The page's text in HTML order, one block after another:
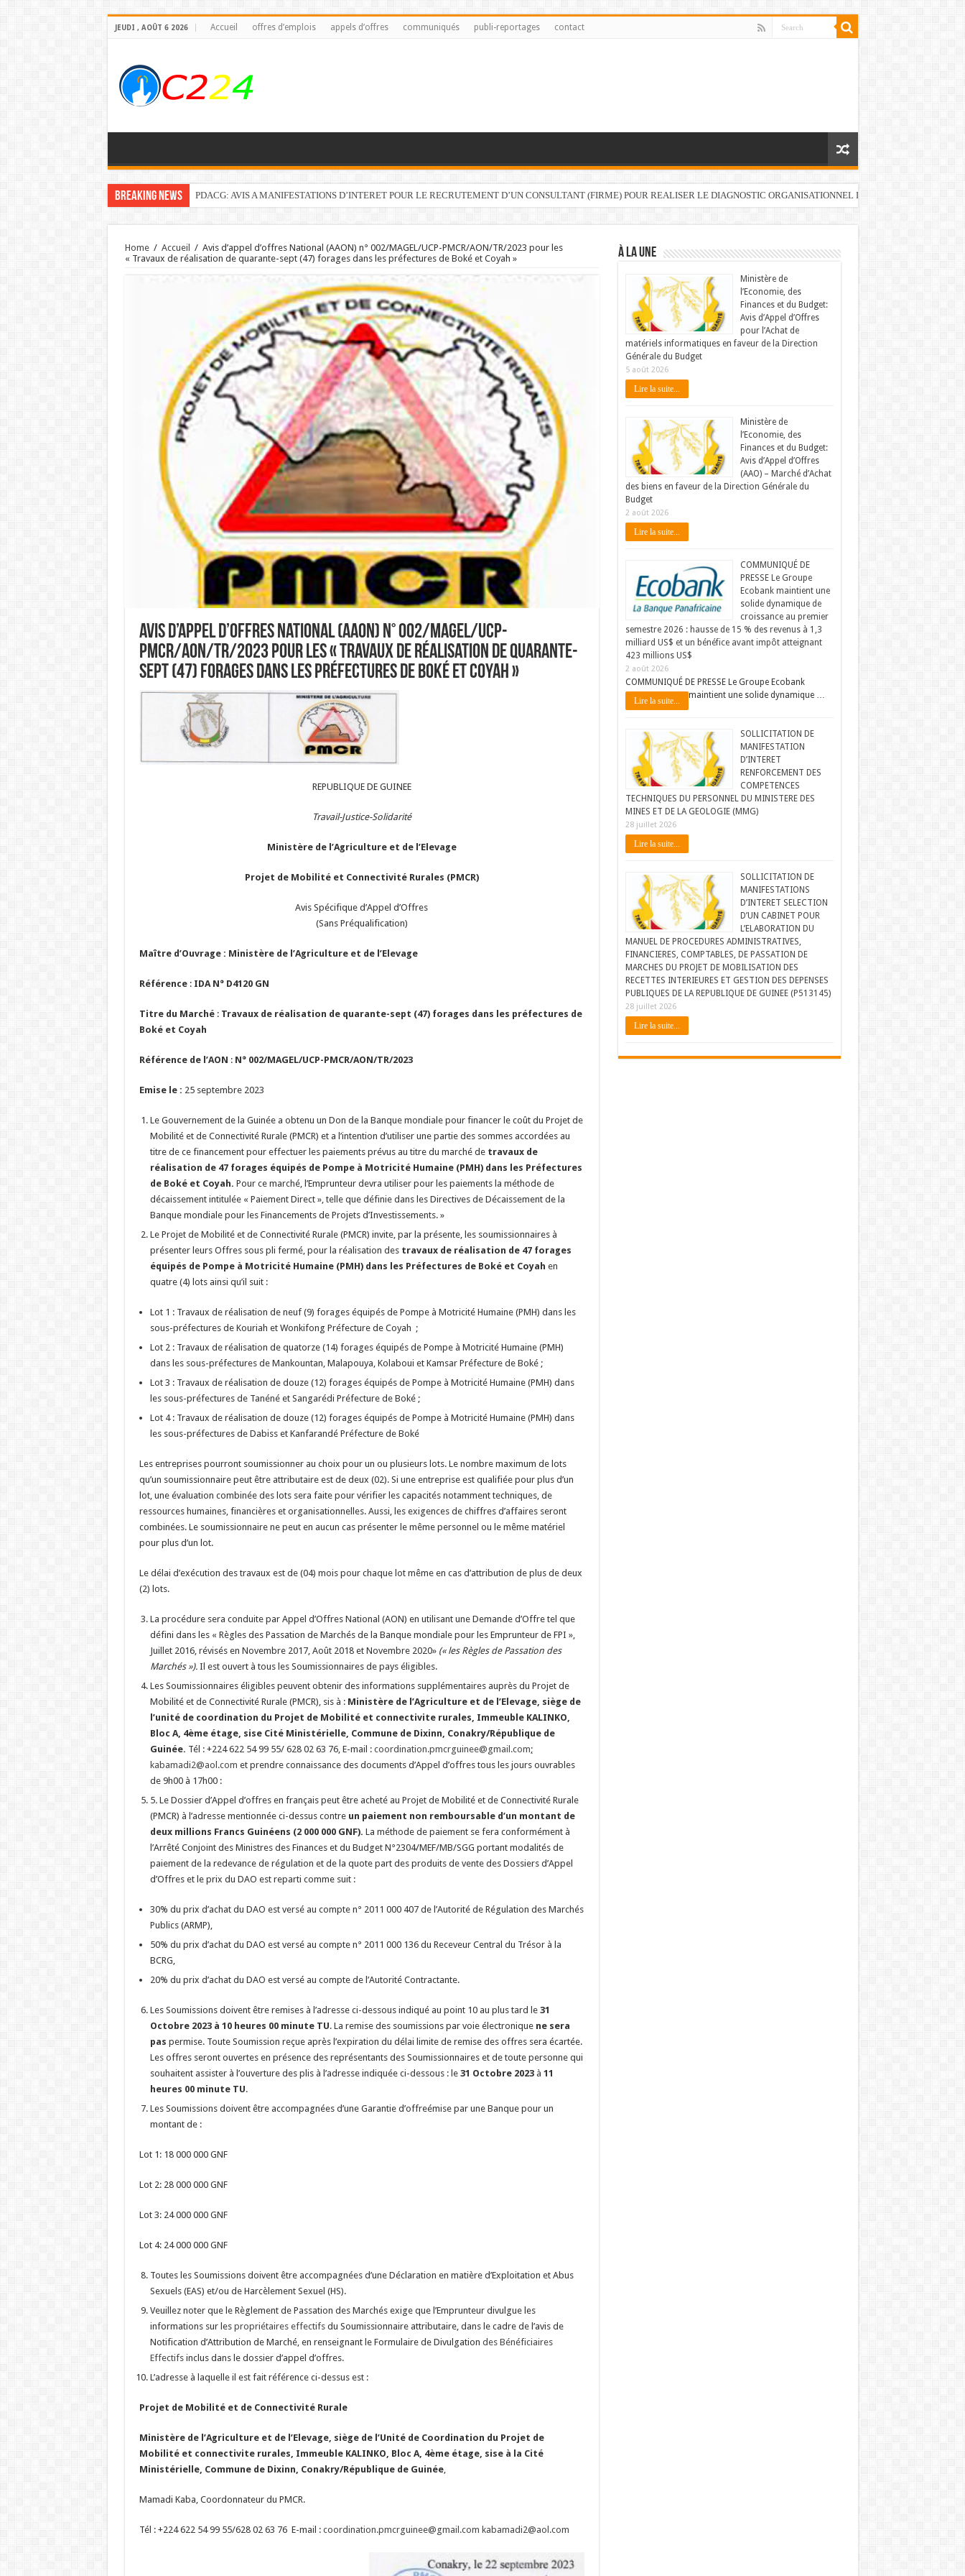
JEUDI , AOÛT 6 2026 Accueil offres d’emplois appels d’offres communiqués publi-reportages contact
Breaking News PDACG: AVIS A MANIFESTATIONS D’INTERET POUR LE RECRUTEMENT D’UN CONSULTANT (FIRME) POUR REALISER LE DIAGNOSTIC ORGANISATIONNEL DU FONDS DE
Home / Accueil / Avis d’appel d’offres National (AAON) n° 002/MAGEL/UCP-PMCR/AON/TR/2023 pour les
« Travaux de réalisation de quarante-sept (47) forages dans les préfectures de Boké et Coyah »
Avis d’appel d’offres National (AAON) n° 002/MAGEL/UCP-
PMCR/AON/TR/2023 pour les « Travaux de réalisation de quarante-
sept (47) forages dans les préfectures de Boké et Coyah »
REPUBLIQUE DE GUINEE
Travail-Justice-Solidarité
Ministère de l’Agriculture et de l’Elevage
Projet de Mobilité et Connectivité Rurales (PMCR)
Avis Spécifique d’Appel d’Offres
(Sans Préqualification)
Maître d’Ouvrage : Ministère de l’Agriculture et de l’Elevage
Référence: IDA N° D4120 GN
Titre du Marché: Travaux de réalisation de quarante-sept (47) forages dans les préfectures de
Boké et Coyah
Référence de l’AON : N° 002/MAGEL/UCP-PMCR/AON/TR/2023
Emise le : 25 septembre 2023
Le Gouvernement de la Guinée a obtenu un Don de la Banque mondiale pour financer le coût du Projet de
Mobilité et de Connectivité Rurale (PMCR) et a l’intention d’utiliser une partie des sommes accordées au
titre de ce financement pour effectuer les paiements prévus au titre du marché de travaux de
réalisation de 47 forages équipés de Pompe à Motricité Humaine (PMH) dans les Préfectures
de Boké et Coyah. Pour ce marché, l’Emprunteur devra utiliser pour les paiements la méthode de
décaissement intitulée « Paiement Direct », telle que définie dans les Directives de Décaissement de la
Banque mondiale pour les Financements de Projets d’Investissements. »
Le Projet de Mobilité et de Connectivité Rurale (PMCR) invite, par la présente, les soumissionnaires à
présenter leurs Offres sous pli fermé, pour la réalisation des travaux de réalisation de 47 forages
équipés de Pompe à Motricité Humaine (PMH) dans les Préfectures de Boké et Coyah en
quatre (4) lots ainsi qu’il suit :
Lot 1 : Travaux de réalisation de neuf (9) forages équipés de Pompe à Motricité Humaine (PMH) dans les
sous-préfectures de Kouriah et Wonkifong Préfecture de Coyah ;
Lot 2 : Travaux de réalisation de quatorze (14) forages équipés de Pompe à Motricité Humaine (PMH)
dans les sous-préfectures de Mankountan, Malapouya, Kolaboui et Kamsar Préfecture de Boké ;
Lot 3 : Travaux de réalisation de douze (12) forages équipés de Pompe à Motricité Humaine (PMH) dans
les sous-préfectures de Tanéné et Sangarédi Préfecture de Boké ;
Lot 4 : Travaux de réalisation de douze (12) forages équipés de Pompe à Motricité Humaine (PMH) dans
les sous-préfectures de Dabiss et Kanfarandé Préfecture de Boké
Les entreprises pourront soumissionner au choix pour un ou plusieurs lots. Le nombre maximum de lots
qu’un soumissionnaire peut être attributaire est de deux (02). Si une entreprise est qualifiée pour plus d’un
lot, une évaluation combinée des lots sera faite pour vérifier les capacités notamment techniques, de
ressources humaines, financières et organisationnelles. Aussi, les exigences de chiffres d’affaires seront
combinées. Le soumissionnaire ne peut en aucun cas présenter le même personnel ou le même matériel
pour plus d’un lot.
Le délai d’exécution des travaux est de (04) mois pour chaque lot même en cas d’attribution de plus de deux
(2) lots.
La procédure sera conduite par Appel d’Offres National (AON) en utilisant une Demande d’Offre tel que
défini dans les « Règles des Passation de Marchés de la Banque mondiale pour les Emprunteur de FPI »,
Juillet 2016, révisés en Novembre 2017, Août 2018 et Novembre 2020» (« les Règles de Passation des
Marchés »). Il est ouvert à tous les Soumissionnaires de pays éligibles.
Les Soumissionnaires éligibles peuvent obtenir des informations supplémentaires auprès du Projet de
Mobilité et de Connectivité Rurale (PMCR), sis à : Ministère de l’Agriculture et de l’Elevage, siège de
l’unité de coordination du Projet de Mobilité et connectivite rurales, Immeuble KALINKO,
Bloc A, 4ème étage, sise Cité Ministérielle, Commune de Dixinn, Conakry/République de
Guinée. Tél : +224 622 54 99 55/ 628 02 63 76, E-mail : coordination.pmcrguinee@gmail.com;
kabamadi2@aol.com et prendre connaissance des documents d’Appel d’offres tous les jours ouvrables
de 9h00 à 17h00 :
5. Le Dossier d’Appel d’offres en français peut être acheté au Projet de Mobilité et de Connectivité Rurale
(PMCR) à l’adresse mentionnée ci-dessus contre un paiement non remboursable d’un montant de
deux millions Francs Guinéens (2 000 000 GNF). La méthode de paiement se fera conformément à
l’Arrêté Conjoint des Ministres des Finances et du Budget N°2304/MEF/MB/SGG portant modalités de
paiement de la redevance de régulation et de la quote part des produits de vente des Dossiers d’Appel
d’Offres et le prix du DAO est reparti comme suit :
30% du prix d’achat du DAO est versé au compte n° 2011 000 407 de l’Autorité de Régulation des Marchés
Publics (ARMP),
50% du prix d’achat du DAO est versé au compte n° 2011 000 136 du Receveur Central du Trésor à la
BCRG,
20% du prix d’achat du DAO est versé au compte de l’Autorité Contractante.
Les Soumissions doivent être remises à l’adresse ci-dessous indiqué au point 10 au plus tard le 31
Octobre 2023 à 10 heures 00 minute TU. La remise des soumissions par voie électronique ne sera
pas permise. Toute Soumission reçue après l’expiration du délai limite de remise des offres sera écartée.
Les offres seront ouvertes en présence des représentants des Soumissionnaires et de toute personne qui
souhaitent assister à l’ouverture des plis à l’adresse indiquée ci-dessous : le 31 Octobre 2023 à 11
heures 00 minute TU.
Les Soumissions doivent être accompagnées d’une Garantie d’offreémise par une Banque pour un
montant de :
Lot 1: 18 000 000 GNF
Lot 2: 28 000 000 GNF
Lot 3: 24 000 000 GNF
Lot 4: 24 000 000 GNF
Toutes les Soumissions doivent être accompagnées d’une Déclaration en matière d’Exploitation et Abus
Sexuels (EAS) et/ou de Harcèlement Sexuel (HS).
Veuillez noter que le Règlement de Passation des Marchés exige que l’Emprunteur divulgue les
informations sur les propriétaires effectifsdu Soumissionnaire attributaire, dans le cadre de l’avis de
Notification d’Attribution de Marché, en renseignant le Formulaire de Divulgation des Bénéficiaires
Effectifsinclus dans le dossier d’appel d’offres.
L’adresse à laquelle il est fait référence ci-dessus est :
Projet de Mobilité et de Connectivité Rurale
Ministère de l’Agriculture et de l’Elevage, siège de l’Unité de Coordination du Projet de
Mobilité et connectivite rurales, Immeuble KALINKO, Bloc A, 4ème étage, sise à la Cité
Ministérielle, Commune de Dixinn, Conakry/République de Guinée,
Mamadi Kaba, Coordonnateur du PMCR.
Tél : +224 622 54 99 55/628 02 63 76 E-mail : coordination.pmcrguinee@gmail.com kabamadi2@aol.com
À LA UNE
Ministère de
l’Economie, des
Finances et du Budget:
Avis d’Appel d’Offres
pour l’Achat de
matériels informatiques en faveur de la Direction
Générale du Budget
5 août 2026
Lire la suite...
Ministère de
l’Economie, des
Finances et du Budget:
Avis d’Appel d’Offres
(AAO) – Marché d’Achat
des biens en faveur de la Direction Générale du
Budget
2 août 2026
Lire la suite...
COMMUNIQUÉ DE
PRESSE Le Groupe
Ecobank maintient une
solide dynamique de
croissance au premier
semestre 2026 : hausse de 15 % des revenus à 1,3
milliard US$ et un bénéfice avant impôt atteignant
423 millions US$
2 août 2026
COMMUNIQUÉ DE PRESSE Le Groupe Ecobank
maintient une solide dynamique …
Lire la suite...
SOLLICITATION DE
MANIFESTATION
D’INTERET
RENFORCEMENT DES
COMPETENCES
TECHNIQUES DU PERSONNEL DU MINISTERE DES
MINES ET DE LA GEOLOGIE (MMG)
28 juillet 2026
Lire la suite...
SOLLICITATION DE
MANIFESTATIONS
D’INTERET SELECTION
D’UN CABINET POUR
L’ELABORATION DU
MANUEL DE PROCEDURES ADMINISTRATIVES,
FINANCIERES, COMPTABLES, DE PASSATION DE
MARCHES DU PROJET DE MOBILISATION DES
RECETTES INTERIEURES ET GESTION DES DEPENSES
PUBLIQUES DE LA REPUBLIQUE DE GUINEE (P513145)
28 juillet 2026
Lire la suite...